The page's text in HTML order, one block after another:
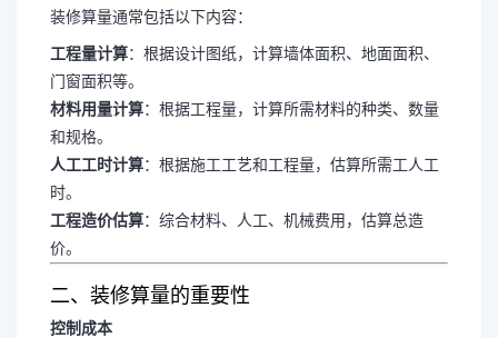
装修算量通常包括以下内容：
工程量计算：根据设计图纸，计算墙体面积、地面面积、
门窗面积等。
材料用量计算：根据工程量，计算所需材料的种类、数量
和规格。
人工工时计算：根据施工工艺和工程量，估算所需工人工
时。
工程造价估算：综合材料、人工、机械费用，估算总造
价。
二、装修算量的重要性
控制成本